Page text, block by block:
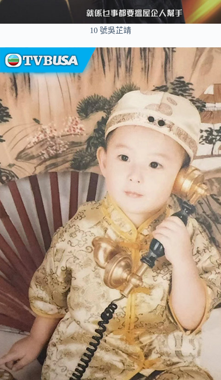
10 號吳芷靖